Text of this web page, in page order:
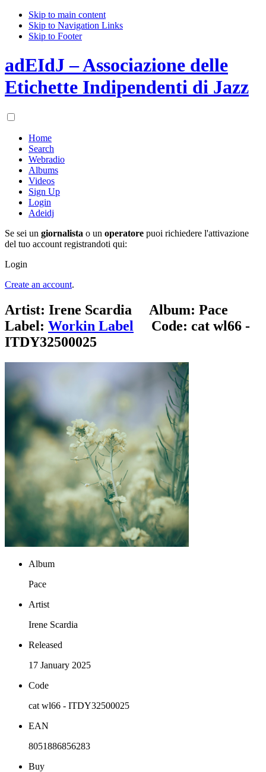
Skip to main content
Skip to Navigation Links
Skip to Footer
adEIdJ – Associazione delle
Etichette Indipendenti di Jazz
Home
Search
Webradio
Albums
Videos
Sign Up
Login
Adeidj
Se sei un giornalista o un operatore puoi richiedere l'attivazione
del tuo account registrandoti qui:
Login
Create an account.
Artist: Irene Scardia Album: Pace
Label: Workin Label Code: cat wl66 -
ITDY32500025
Album
Pace
Artist
Irene Scardia
Released
17 January 2025
Code
cat wl66 - ITDY32500025
EAN
8051886856283
Buy